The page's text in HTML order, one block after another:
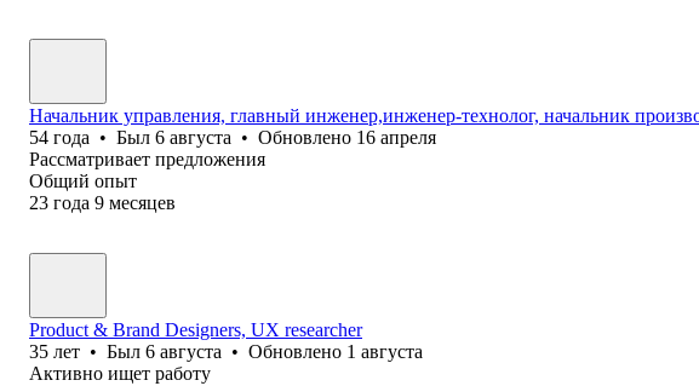
Начальник управления, главный инженер,инженер-технолог, начальник
54 года • Был 6 августа • Обновлено 16 апреля
Рассматривает предложения
Общий опыт
23 года 9 месяцев
Product & Brand Designers, UX researcher
35 лет • Был 6 августа • Обновлено 1 августа
Активно ищет работу